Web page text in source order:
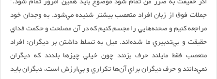
جملات فوق از زبان افراد متعصب بيشتر شنيده مي‌شود. به وجدان خود
مراجعه كنيم و صحنه‌هايي را مجسم كنيم كه در آن مصلحت و حكمت فداي
حقيقت و بي‌تدبيري ما شده‌اند. ميل به تسلط داشتن بر ديگران: افراد
متعصب فقط مايلند حرف بزنند چون خيلي چيزها بلدند كه ديگران
نمي‌دانند و حرف ديگران براي آن‌ها تكراري و بي‌ارزش است، ديگران بايد